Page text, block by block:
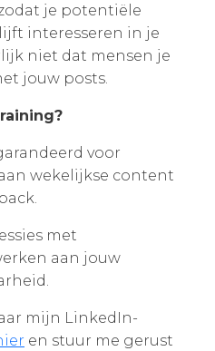
je potentiële
interesseren in je
niet dat mensen je
jouw posts.
voor
wekelijkse content
met
aan jouw
mijn LinkedIn-
en stuur me gerust